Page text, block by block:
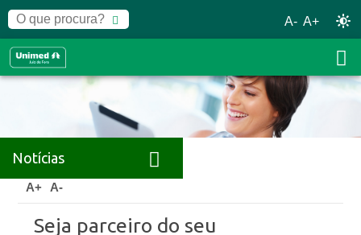
A- A+
Notícias
Home Notícias
A+ A-
Seja parceiro do seu